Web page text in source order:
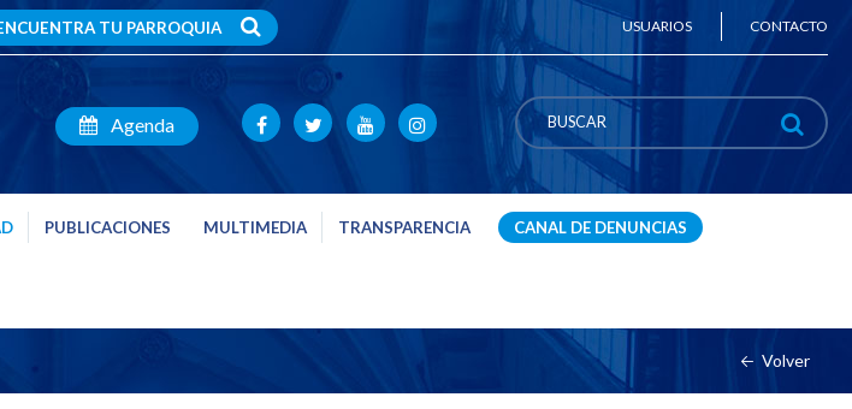
USUARIOS CONTACTO
TU PARROQUIA
Agenda
PUBLICACIONES MULTIMEDIA TRANSPARENCIA CANAL DE DENUNCIAS
Volver